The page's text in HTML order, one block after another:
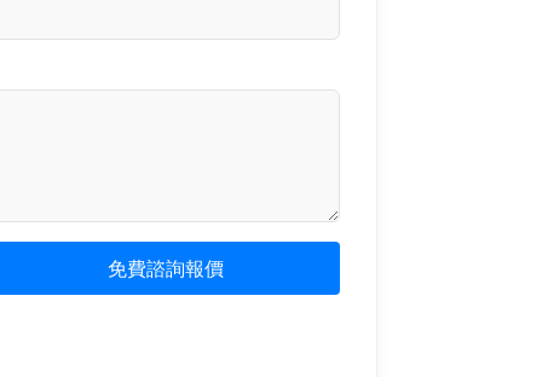
免費諮詢報價